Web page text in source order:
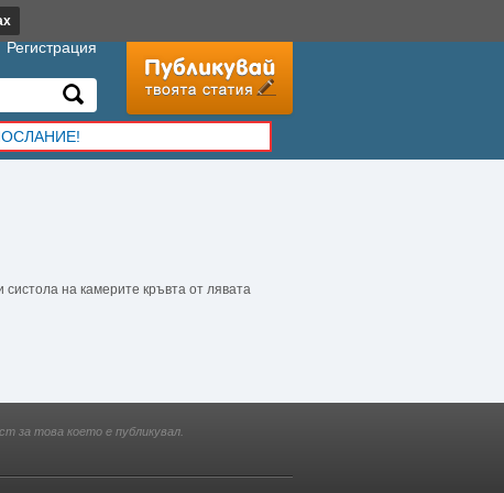
на камерите кръвта от лявата
Регистрация
за това което е публикувал.